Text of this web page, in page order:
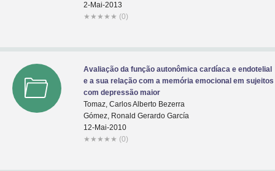
2-Mai-2013
★ ★ ★ ★ ★ (0)
Avaliação da função autonômica cardíaca e endotelial
e a sua relação com a memória emocional em sujeitos
com depressão maior
Tomaz, Carlos Alberto Bezerra
Gómez, Ronald Gerardo García
12-Mai-2010
★ ★ ★ ★ ★ (0)